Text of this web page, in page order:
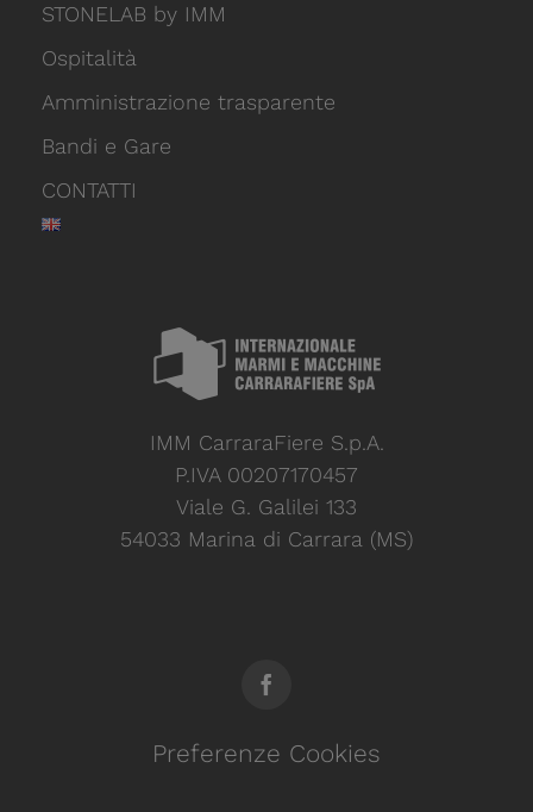
STONELAB by IMM
Ospitalità
Amministrazione trasparente
Bandi e Gare
CONTATTI
IMM CarraraFiere S.p.A.
P.IVA 00207170457
Viale G. Galilei 133
54033 Marina di Carrara (MS)
Preferenze Cookies